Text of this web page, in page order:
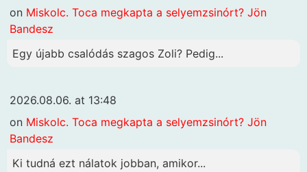
on Miskolc. Toca megkapta a selyemzsinórt? Jön
Bandesz
Egy újabb csalódás szagos Zoli? Pedig...
2026.08.06. at 13:48
on Miskolc. Toca megkapta a selyemzsinórt? Jön
Bandesz
Ki tudná ezt nálatok jobban, amikor...